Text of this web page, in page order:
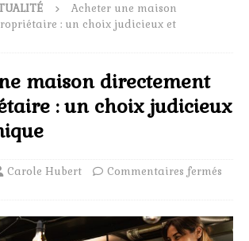
Acheter une maison
: un choix judicieux et
maison directement
: un choix judicieux
Carole Hubert Commentaires fermés